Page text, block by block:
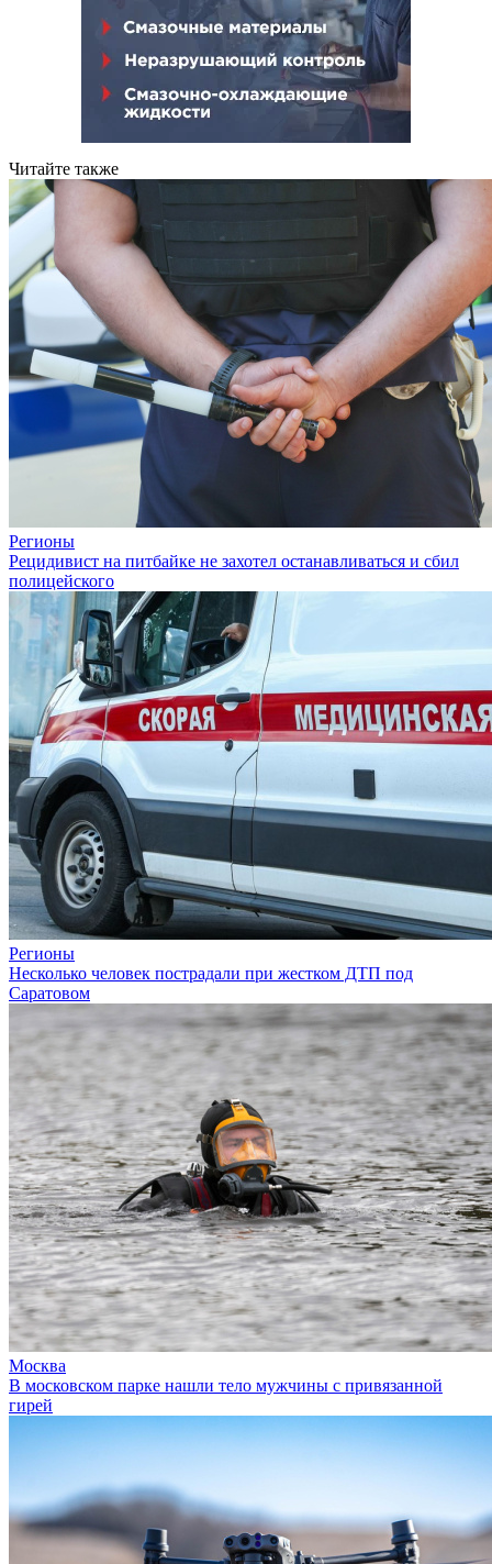
Читайте также
Регионы
Рецидивист на питбайке не захотел останавливаться и сбил
полицейского
Регионы
Несколько человек пострадали при жестком ДТП под
Саратовом
Москва
В московском парке нашли тело мужчины с привязанной
гирей